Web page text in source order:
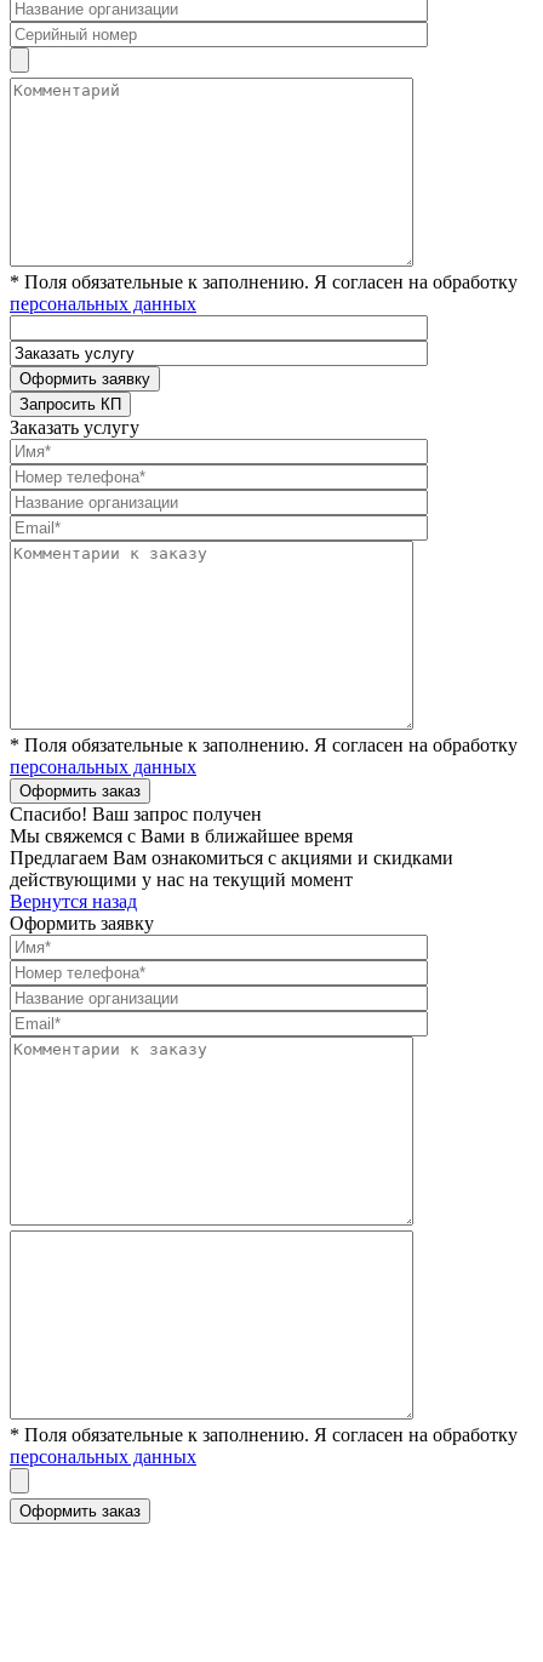
* Поля обязательные к заполнению. Я согласен на обработку
персональных данных
Заказать услугу
* Поля обязательные к заполнению. Я согласен на обработку
персональных данных
Спасибо! Ваш запрос получен
Мы свяжемся с Вами в ближайшее время
Предлагаем Вам ознакомиться с акциями и скидками
действующими у нас на текущий момент
Вернутся назад
Оформить заявку
* Поля обязательные к заполнению. Я согласен на обработку
персональных данных